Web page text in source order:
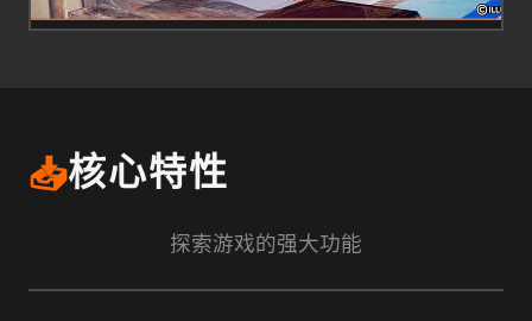
📥核心特性
探索游戏的强大功能